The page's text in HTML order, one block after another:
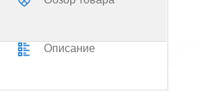
Описание